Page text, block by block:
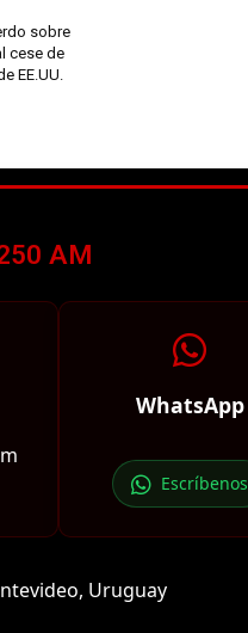
sobre
cese de
EE.UU.
AM
WhatsApp
Escríbenos
Uruguay